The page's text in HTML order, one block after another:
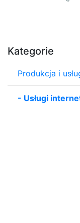
Kategorie
Produkcja i
- Usługi